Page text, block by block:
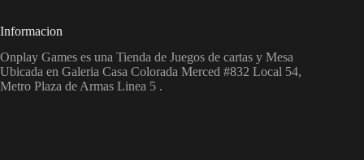
Informacion
Onplay Games es una Tienda de Juegos de cartas y Mesa
Ubicada en Galeria Casa Colorada Merced #832 Local 54,
Metro Plaza de Armas Linea 5 .